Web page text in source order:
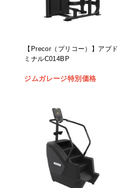
【Precor（プリコー）】アブド
ミナルC014BP
ジムガレージ特別価格